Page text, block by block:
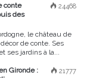
24468
conte
des
le château de
de conte. Ses
ses jardins à la...
21777
Gironde :